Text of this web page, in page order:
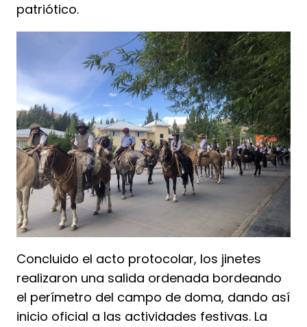
patriótico.
Concluido el acto protocolar, los jinetes
realizaron una salida ordenada bordeando
el perímetro del campo de doma, dando así
inicio oficial a las actividades festivas. La